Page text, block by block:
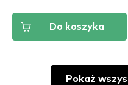
Do koszyka
Pokaż